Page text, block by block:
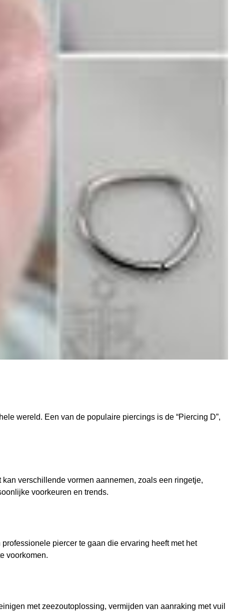
wereld. Een van de populaire piercings is de “Piercing D”,
verschillende vormen aannemen, zoals een ringetje,
voorkeuren en trends.
piercer te gaan die ervaring heeft met het
voorkomen.
met zeezoutoplossing, vermijden van aanraking met vuil